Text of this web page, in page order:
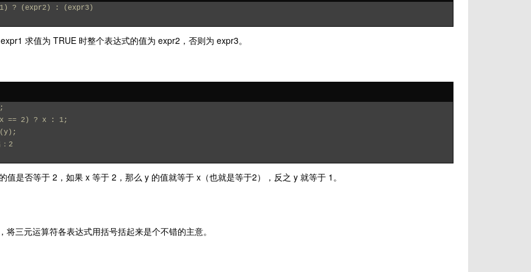
? (expr2) : (expr3)
求值为 TRUE 时整个表达式的值为 expr2，否则为 expr3。
== 2) ? x : 1;
2
值是否等于 2，如果 x 等于 2，那么 y 的值就等于 x（也就是等于2），反之 y 就等于 1。
将三元运算符各表达式用括号括起来是个不错的主意。